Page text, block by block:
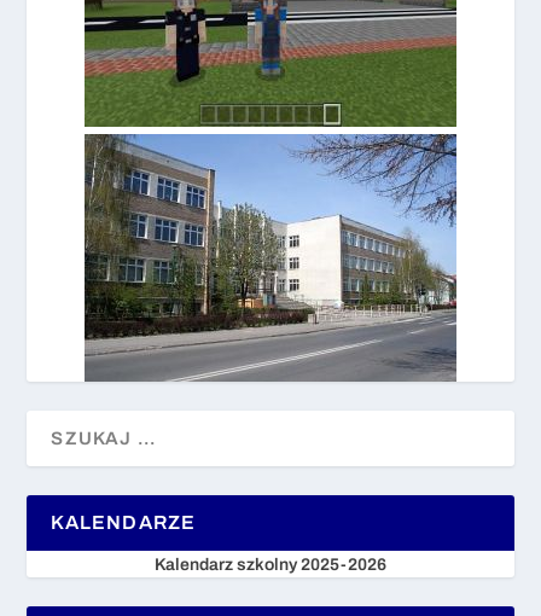
KALENDARZE
Kalendarz szkolny 2025-2026